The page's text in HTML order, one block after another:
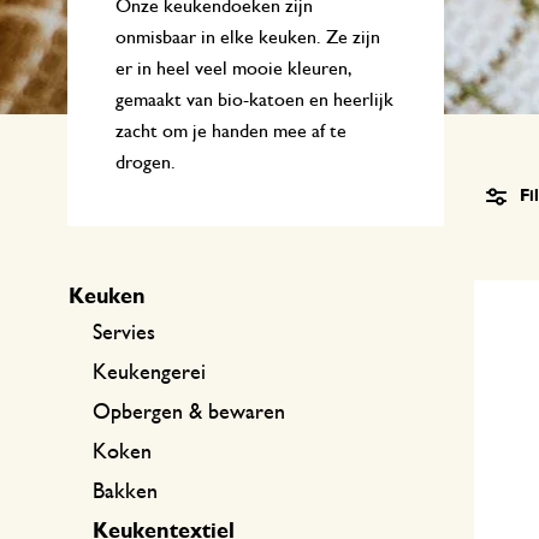
Thee accessoires
Koffie accessoires
Internationale keukens
Manden
Schrijven & hobby
Boeken
Onze keukendoeken zijn
onmisbaar in elke keuken. Ze zijn
er in heel veel mooie kleuren,
gemaakt van bio-katoen en heerlijk
zacht om je handen mee af te
drogen.
Keuken
Servies
Keukengerei
Opbergen & bewaren
Koken
Bakken
Keukentextiel